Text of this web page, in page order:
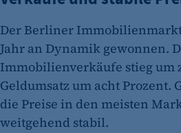
Es erlaubt eTracker Cookies
Cookie Laufzeit:
480 Tage
etracker Analytics
Name:
Der Berliner
Jahr an Dynamik gewonnen.
Immobilienverkäufe stieg um
Geldumsatz um acht Prozent.
die Preise in den meisten
weitgehend stabil.